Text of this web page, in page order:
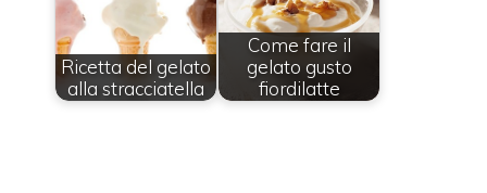
Ricetta del gelato
alla stracciatella
Come fare il
gelato gusto
fiordilatte